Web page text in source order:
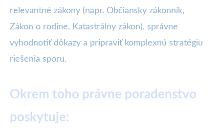
relevantné zákony (napr. Občiansky zákonník,
Zákon o rodine, Katastrálny zákon), správne
vyhodnotiť dôkazy a pripraviť komplexnú stratégiu
riešenia sporu.
Okrem toho právne poradenstvo
poskytuje: